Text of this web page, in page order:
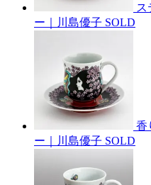
ー｜川島優子 SOLD
香
ー｜川島優子 SOLD